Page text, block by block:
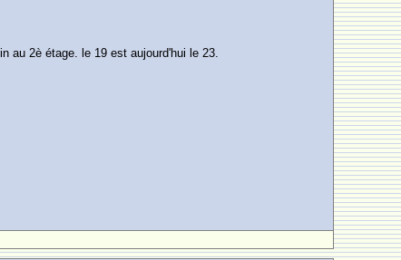
au 2è étage. le 19 est aujourd'hui le 23.